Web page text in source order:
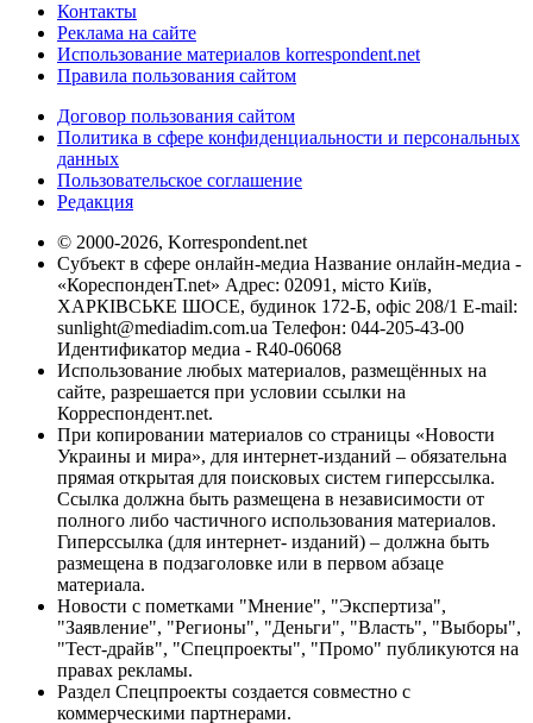
Контакты
Реклама на сайте
Использование материалов korrespondent.net
Правила пользования сайтом
Договор пользования сайтом
Политика в сфере конфиденциальности и персональных
данных
Пользовательское соглашение
Редакция
© 2000-2026, Korrespondent.net
Субъект в сфере онлайн-медиа Название онлайн-медиа -
«КореспонденТ.net» Адрес: 02091, місто Київ,
ХАРКІВСЬКЕ ШОСЕ, будинок 172-Б, офіс 208/1 E-mail:
sunlight@mediadim.com.ua Телефон: 044-205-43-00
Идентификатор медиа - R40-06068
Использование любых материалов, размещённых на
сайте, разрешается при условии ссылки на
Корреспондент.net.
При копировании материалов со страницы «Новости
Украины и мира», для интернет-изданий – обязательна
прямая открытая для поисковых систем гиперссылка.
Ссылка должна быть размещена в независимости от
полного либо частичного использования материалов.
Гиперссылка (для интернет- изданий) – должна быть
размещена в подзаголовке или в первом абзаце
материала.
Новости с пометками "Мнение", "Экспертиза",
"Заявление", "Регионы", "Деньги", "Власть", "Выборы",
"Тест-драйв", "Спецпроекты", "Промо" публикуются на
правах рекламы.
Раздел Спецпроекты создается совместно с
коммерческими партнерами.